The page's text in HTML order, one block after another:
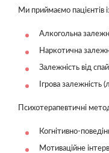
Ми приймаємо пацієнтів
Алкогольна
Наркотична
Залежність від
Ігрова залежність
Психотерапевтичні
Когнітивно-
Мотиваційне